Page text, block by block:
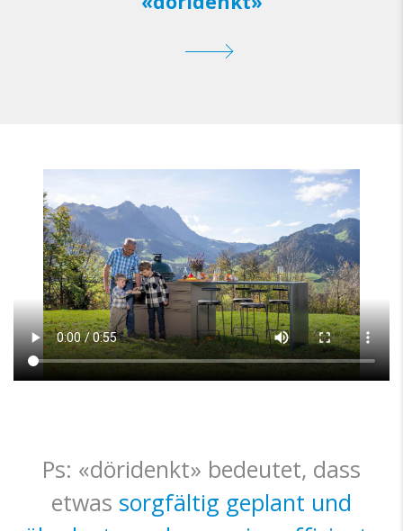
Ps: «döridenkt» bedeutet, dass
etwas sorgfältig geplant und